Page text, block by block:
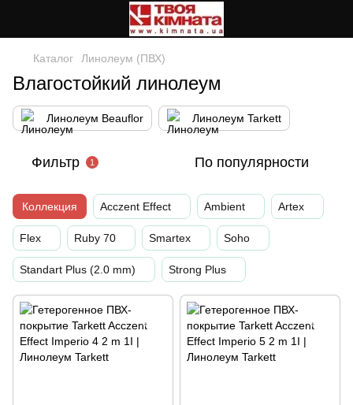
Каталог Линолеум (ПВХ)
Влагостойкий линолеум
Линолеум Beauflor Линолеум Tarkett
Фильтр 1 По популярности
Коллекция Acczent Effect Ambient Artex
Flex Ruby 70 Smartex Soho
Standart Plus (2.0 mm) Strong Plus